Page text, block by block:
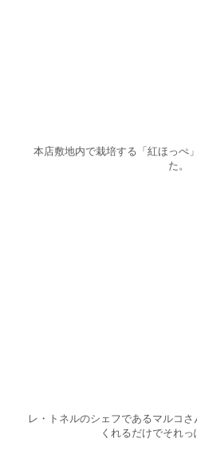
本店敷地内で栽培する「紅ほっぺ
た。
レ・トネルのシェフであるマルコ
くれるだけでそれっ